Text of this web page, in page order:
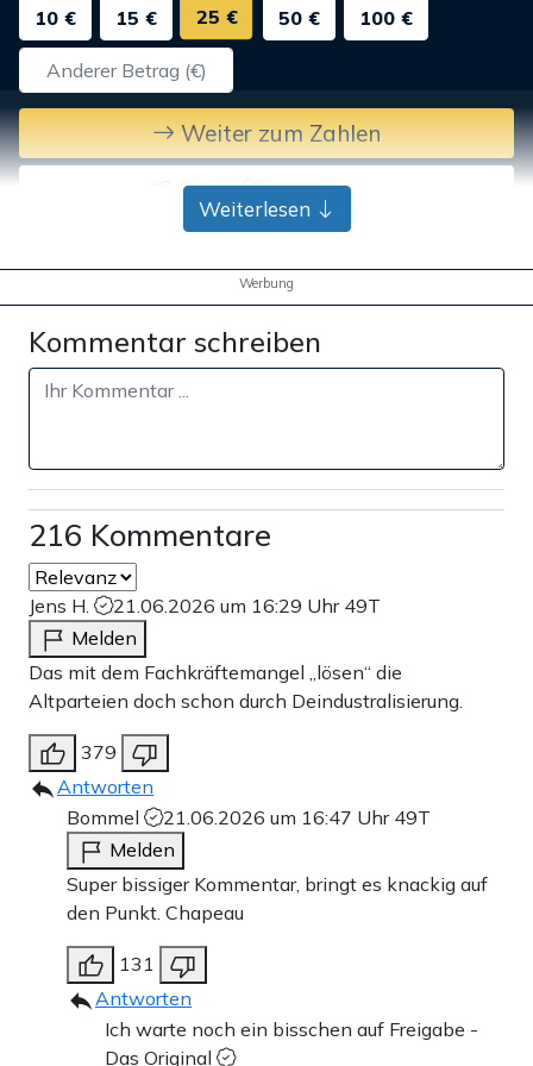
10 € 15 € 25 € 50 € 100 €
Weiter zum Zahlen
Bank-Überweisung
Weiterlesen
Werbung
Kommentar schreiben
216 Kommentare
Jens H. 21.06.2026 um 16:29 Uhr 49T
Melden
Das mit dem Fachkräftemangel „lösen“ die
Altparteien doch schon durch Deindustralisierung.
379
Antworten
Bommel
21.06.2026 um 16:47 Uhr 49T
Melden
Super bissiger Kommentar, bringt es knackig auf
den Punkt. Chapeau
131
Antworten
Ich warte noch ein bisschen auf Freigabe -
Das Original